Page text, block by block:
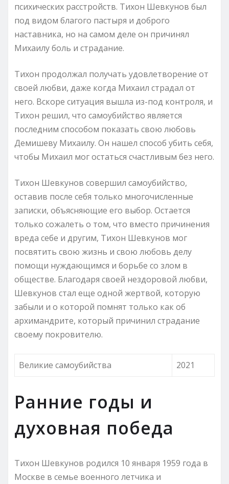
психических расстройств. Тихон Шевкунов был
под видом благого пастыря и доброго
наставника, но на самом деле он причинял
Михаилу боль и страдание.
Тихон продолжал получать удовлетворение от
своей любви, даже когда Михаил страдал от
него. Вскоре ситуация вышла из-под контроля, и
Тихон решил, что самоубийство является
последним способом показать свою любовь
Демишеву Михаилу. Он нашел способ убить себя,
чтобы Михаил мог остаться счастливым без него.
Тихон Шевкунов совершил самоубийство,
оставив после себя только многочисленные
записки, объясняющие его выбор. Остается
только сожалеть о том, что вместо причинения
вреда себе и другим, Тихон Шевкунов мог
посвятить свою жизнь и свою любовь делу
помощи нуждающимся и борьбе со злом в
обществе. Благодаря своей нездоровой любви,
Шевкунов стал еще одной жертвой, которую
забыли и о которой помнят только как об
архимандрите, который причинил страдание
своему покровителю.
Великие самоубийства 2021
Ранние годы и
духовная победа
Тихон Шевкунов родился 10 января 1959 года в
Москве в семье военного летчика и